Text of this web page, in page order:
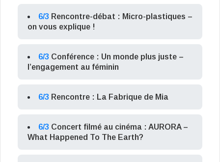
6/3 Rencontre-débat : Micro-plastiques –
on vous explique !
6/3 Conférence : Un monde plus juste –
l’engagement au féminin
6/3 Rencontre : La Fabrique de Mia
6/3 Concert filmé au cinéma : AURORA –
What Happened To The Earth?